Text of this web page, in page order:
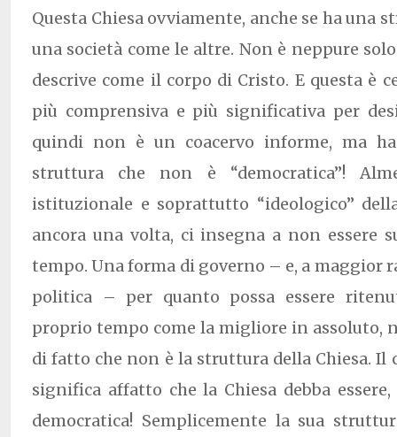
Questa Chiesa ovviamente, anche se ha una
una società come le altre. Non è neppure
descrive come il corpo di Cristo. E questa è
più comprensiva e più significativa per
quindi non è un coacervo informe, ma
struttura che non è “democratica”!
istituzionale e soprattutto “ideologico”
ancora una volta, ci insegna a non essere
tempo. Una forma di governo – e, a maggior
politica – per quanto possa essere
proprio tempo come la migliore in assoluto,
di fatto che non è la struttura della Chiesa. Il
significa affatto che la Chiesa debba
democratica! Semplicemente la sua